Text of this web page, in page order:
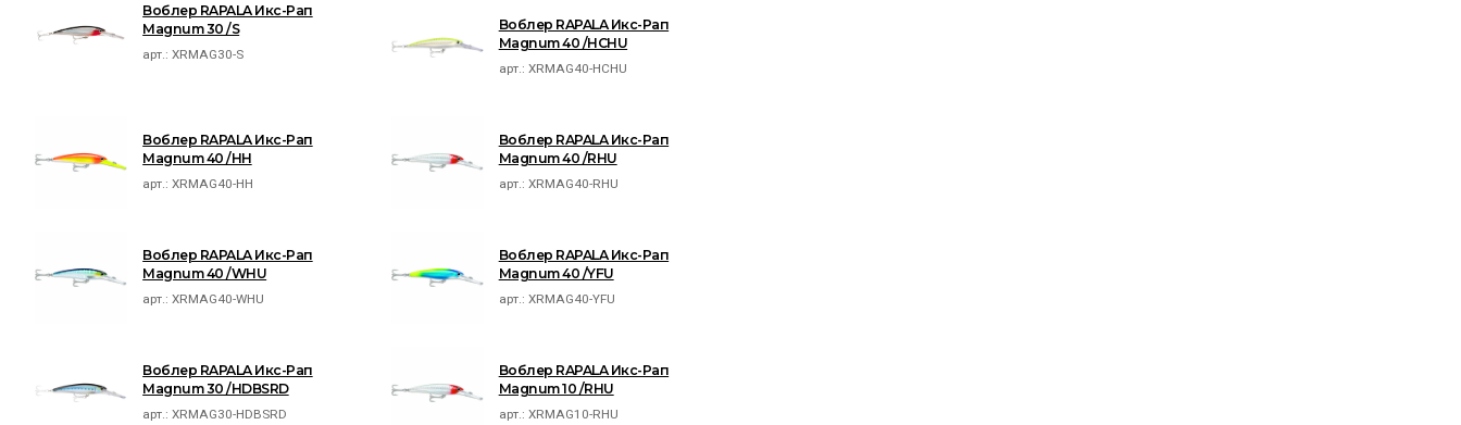
Воблер RAPALA Икс-Рап
Magnum 30 /S
арт.:XRMAG30-S
Воблер RAPALA Икс-Рап
Magnum 40 /HCHU
арт.: XRMAG40-HCHU
Воблер RAPALA Икс-Рап
Magnum 40 /HH
арт.:XRMAG40-HH
Воблер RAPALA Икс-Рап
Magnum 40 /RHU
арт.: XRMAG40-RHU
Воблер RAPALA Икс-Рап
Magnum 40 /WHU
арт.:XRMAG40-WHU
Воблер RAPALA Икс-Рап
Magnum 40 /YFU
арт.: XRMAG40-YFU
Воблер RAPALA Икс-Рап
Magnum 30 /HDBSRD
арт.:XRMAG30-HDBSRD
Воблер RAPALA Икс-Рап
Magnum 10 /RHU
арт.: XRMAG10-RHU